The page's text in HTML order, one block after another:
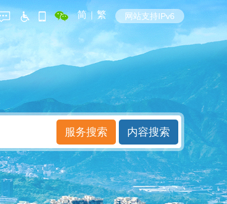
简 | 繁 网站支持IPv6